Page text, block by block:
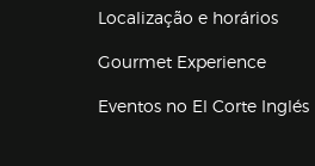
Localização e horários
Gourmet Experience
Eventos no El Corte Inglés